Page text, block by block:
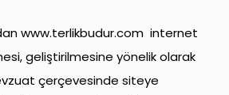
www.terlikbudur.com internet
geliştirilmesine yönelik olarak
çerçevesinde siteye